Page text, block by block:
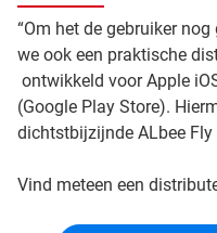
“Om het de gebruiker
we ook een praktische
ontwikkeld voor Apple
(Google Play Store).
dichtstbijzijnde ALbee Fly
Vind meteen een